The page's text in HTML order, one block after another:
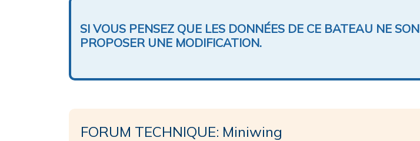
SI VOUS PENSEZ QUE LES DONNÉES DE CE BATEAU NE
PROPOSER UNE MODIFICATION.
FORUM TECHNIQUE: Miniwing